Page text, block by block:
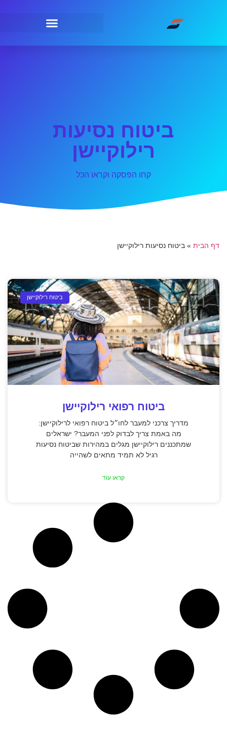
ביטוח נסיעות
רילוקיישן
קחו הפסקה וקראו הכל
דף הבית » ביטוח נסיעות רילוקיישן
ביטוח רילוקיישן
ביטוח רפואי רילוקיישן
מדריך צרכני למעבר לחו״ל ביטוח רפואי לרילוקיישן:
מה באמת צריך לבדוק לפני המעבר? ישראלים
שמתכננים רילוקיישן מגלים במהירות שביטוח נסיעות
רגיל לא תמיד מתאים לשהייה
קראו עוד